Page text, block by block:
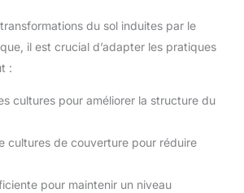
du sol induites par le
il est crucial d’adapter les pratiques
:
cultures pour améliorer la structure du
cultures de couverture pour réduire
pour maintenir un niveau